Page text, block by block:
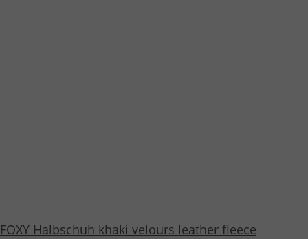
FOXY Halbschuh khaki velours leather fleece